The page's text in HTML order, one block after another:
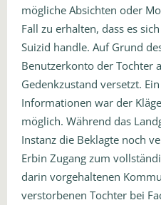
mögliche Absichten oder
Fall zu erhalten, dass es
Suizid handle. Auf Grund
Benutzerkonto der Tochter
Gedenkzustand versetzt.
Informationen war der
möglich. Während das
Instanz die Beklagte noch
Erbin Zugang zum
darin vorgehaltenen
verstorbenen Tochter bei